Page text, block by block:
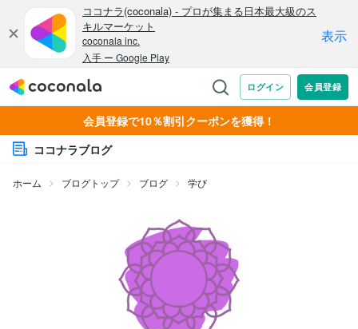
会員登録で10％割引クーポンを獲得！
ココナラブログ
ホーム ブログトップ ブログ 学び